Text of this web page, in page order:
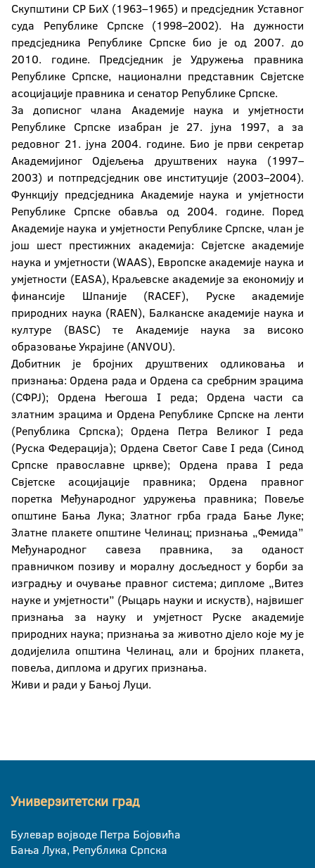
Скупштини СР БиХ (1963–1965) и предсједник Уставног
суда Републике Српске (1998–2002). На дужности
предсједника Републике Српске био је од 2007. до
2010. године. Предсједник је Удружења правника
Републике Српске, национални представник Свјетске
асоцијације правника и сенатор Републике Српске.
За дописног члана Академије наука и умјетности
Републике Српске изабран је 27. јуна 1997, а за
редовног 21. јуна 2004. године. Био је први секретар
Академијиног Одјељења друштвених наука (1997–
2003) и потпредсједник ове институције (2003–2004).
Функцију предсједника Академије наука и умјетности
Републике Српске обавља од 2004. године. Поред
Академије наука и умјетности Републике Српске, члан је
још шест престижних академија: Свјетске академије
наука и умјетности (WAAS), Европске академије наука и
умјетности (EASA), Краљевске академије за економију и
финансије Шпаније (RACEF), Руске академије
природних наука (RAEN), Балканске академије наука и
културе (BASC) те Академије наука за високо
образовање Украјине (ANVOU).
Добитник је бројних друштвених одликовања и
признања: Ордена рада и Ордена са сребрним зрацима
(СФРЈ); Ордена Његоша I реда; Ордена части са
златним зрацима и Ордена Републике Српске на ленти
(Република Српска); Ордена Петра Великог I реда
(Руска Федерација); Ордена Светог Саве I реда (Синод
Српске православне цркве); Ордена права I реда
Свјетске асоцијације правника; Ордена правног
поретка Међународног удружења правника; Повеље
општине Бања Лука; Златног грба града Бање Луке;
Златне плакете општине Челинац; признања „Фемида”
Међународног савеза правника, за оданост
правничком позиву и моралну досљедност у борби за
изградњу и очување правног система; дипломе „Витез
науке и умјетности” (Рыцарь науки и искуств), највишег
признања за науку и умјетност Руске академије
природних наука; признања за животно дјело које му је
додијелила општина Челинац, али и бројних плакета,
повеља, диплома и других признања.
Живи и ради у Бањој Луци.
Универзитетски град
Булевар војводе Петра Бојовића
Бања Лука, Република Српска